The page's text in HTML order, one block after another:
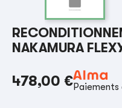
NAKAMURA
478,00 €Paiements